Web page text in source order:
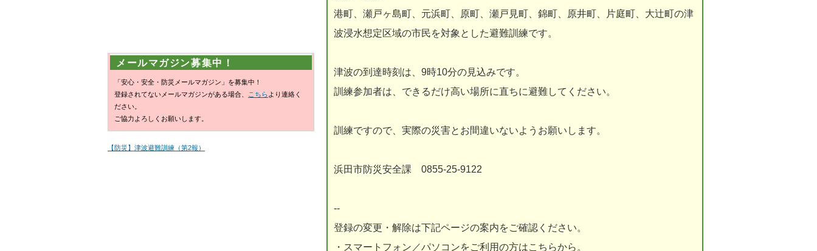
港町、瀬戸ヶ島町、元浜町、原町、瀬戸見町、錦町、原井町、片庭町、大辻町の津
波浸水想定区域の市民を対象とした避難訓練です。
津波の到達時刻は、9時10分の見込みです。
訓練参加者は、できるだけ高い場所に直ちに避難してください。
訓練ですので、実際の災害とお間違いないようお願いします。
浜田市防災安全課 0855-25-9122
--
登録の変更・解除は下記ページの案内をご確認ください。
・スマートフォン／パソコンをご利用の方はこちらから。
メールマガジン募集中！
「安心・安全・防災メールマガジン」を募集中！
登録されてないメールマガジンがある場合、
こちら より連絡く
ださい。
ご協力よろしくお願いします。
【防災】津波避難訓練（第2報）